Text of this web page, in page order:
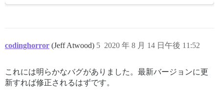
codinghorror (Jeff Atwood) 2020 年 8 月 14 日午後 11:52
5
これには明らかなバグがありました。最新バージョンに更
新すれば修正されるはずです。